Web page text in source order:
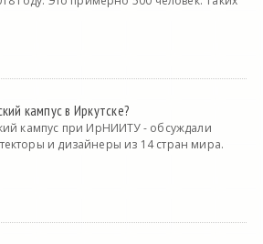
кампус в Иркутске?
кампус при ИрНИИТУ - обсуждали
и дизайнеры из 14 стран мира.